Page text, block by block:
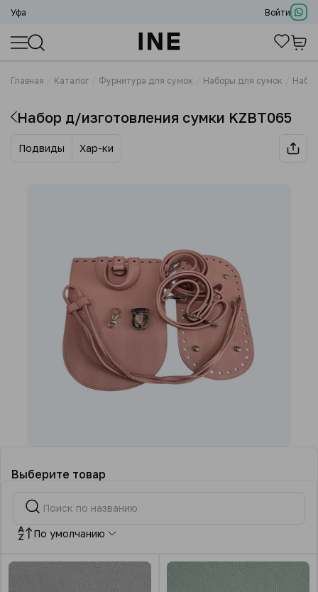
Уфа Войти
Главная Каталог Фурнитура для сумок Наборы для сумок
Набор д/изготовления сумки KZBT065
Подвиды Хар-ки
Выберите товар
По умолчанию